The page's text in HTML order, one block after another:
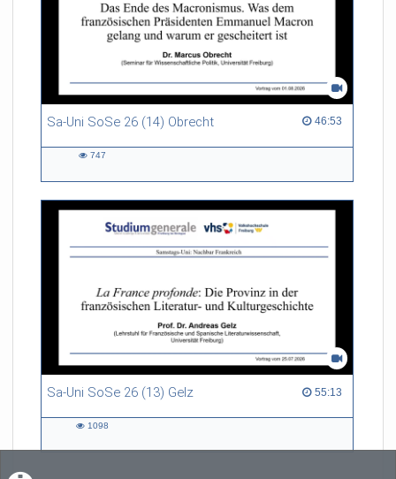
Sa-Uni SoSe 26 (14) Obrecht 46:53
46:53 duration
747
Sa-Uni SoSe 26 (13) Gelz 55:13
55:13 duration
1098